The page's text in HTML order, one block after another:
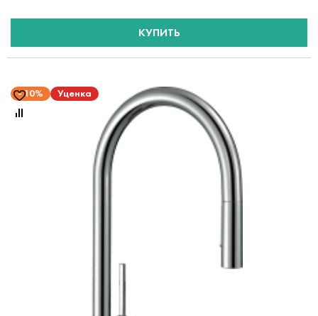
КУПИТЬ
10% Уценка